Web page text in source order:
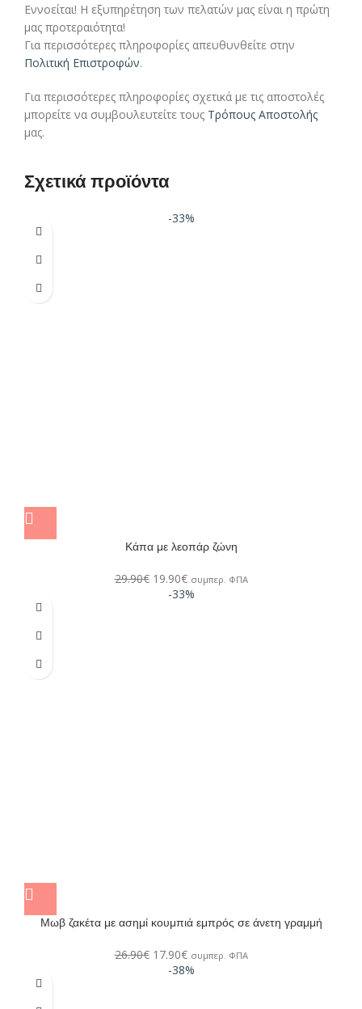
Εννοείται! Η εξυπηρέτηση των πελατών μας είναι η πρώτη
μας προτεραιότητα!
Για περισσότερες πληροφορίες απευθυνθείτε στην
Πολιτική Επιστροφών.
Για περισσότερες πληροφορίες σχετικά με τις αποστολές
μπορείτε να συμβουλευτείτε τους Τρόπους Αποστολής
μας.
Σχετικά προϊόντα
-33%
Κάπα με λεοπάρ ζώνη
29.90€ 19.90€ συμπερ. ΦΠΑ
-33%
Μωβ ζακέτα με ασημί κουμπιά εμπρός σε άνετη γραμμή
26.90€ 17.90€ συμπερ. ΦΠΑ
-38%